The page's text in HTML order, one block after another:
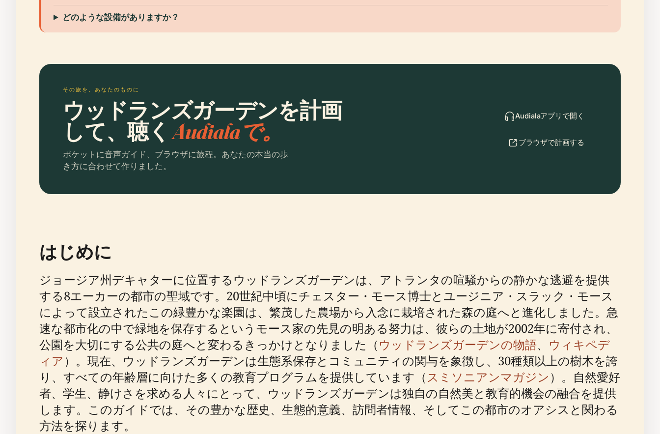
どのような設備がありますか？
その旅を、あなたのものに
ウッドランズガーデンを計画
して、聴くAudialaで。
ポケットに音声ガイド、ブラウザに旅程。あなたの本当の歩
き方に合わせて作りました。
Audialaアプリで開く
ブラウザで計画する
はじめに
ジョージア州デキャターに位置するウッドランズガーデンは、アトランタの喧騒からの静かな逃避を提供
する8エーカーの都市の聖域です。20世紀中頃にチェスター・モース博士とユージニア・スラック・モース
によって設立されたこの緑豊かな楽園は、繁茂した農場から入念に栽培された森の庭へと進化しました。急
速な都市化の中で緑地を保存するというモース家の先見の明ある努力は、彼らの土地が2002年に寄付され、
公園を大切にする公共の庭へと変わるきっかけとなりました（ウッドランズガーデンの物語、 ウィキペデ
ィア）。現在、ウッドランズガーデンは生態系保存とコミュニティの関与を象徴し、30種類以上の樹木を誇
り、すべての年齢層に向けた多くの教育プログラムを提供しています（スミソニアンマガジン）。自然愛好
者、学生、静けさを求める人々にとって、ウッドランズガーデンは独自の自然美と教育的機会の融合を提供
します。このガイドでは、その豊かな歴史、生態的意義、訪問者情報、そしてこの都市のオアシスと関わる
方法を探ります。